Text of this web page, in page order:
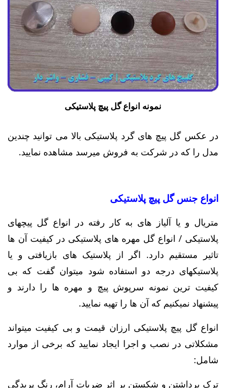
نمونه انواع گل پیچ پلاستیکی
در عکس گل پیچ های گرد پلاستیکی بالا می توانید چندین
مدل را که در شرکت به فروش میرسد مشاهده نمایید.
انواع جنس گل پیچ پلاستیکی
متریال و یا آلیاز های به کار رفته در انواع گل پیچهای
پلاستیکی / انواع گل مهره های پلاستیکی در کیفیت آن ها
تاثیر مستقیم دارد. اگر از پلاستیک های بازیافتی و یا
پلاستیکهای درجه دو استفاده شود میتوان گفت که بی
کیفیت ترین نمونه سرپوش پیچ و مهره ها را دارند و
پیشنهاد نمیکنیم که آن ها را تهیه نمایید.
انواع گل پیچ پلاستیکی ارزان قیمت و بی کیفیت میتواند
مشکلاتی در نصب و اجرا ایجاد نمایید که برخی از موارد
شامل:
ترک برداشتن و شکستن بر اثر ضربات آرام، رنگ پریدگی